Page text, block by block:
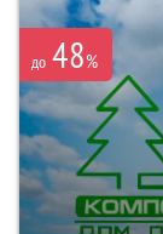
до 48%